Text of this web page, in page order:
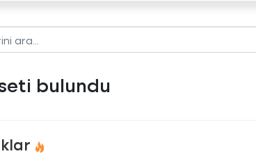
bulundu